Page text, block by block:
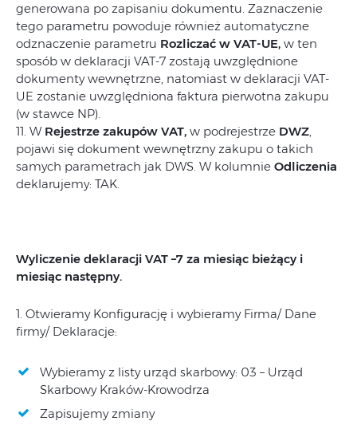
generowana po zapisaniu dokumentu. Zaznaczenie
tego parametru powoduje również automatyczne
odznaczenie parametru Rozliczać w VAT-UE, w ten
sposób w deklaracji VAT-7 zostają uwzględnione
dokumenty wewnętrzne, natomiast w deklaracji VAT-
UE zostanie uwzględniona faktura pierwotna zakupu
(w stawce NP).
11. W Rejestrze zakupów VAT, w podrejestrze DWZ,
pojawi się dokument wewnętrzny zakupu o takich
samych parametrach jak DWS. W kolumnie Odliczenia
deklarujemy: TAK.
Wyliczenie deklaracji VAT –7 za miesiąc bieżący i
miesiąc następny.
1. Otwieramy Konfigurację i wybieramy Firma/ Dane
firmy/ Deklaracje:
Wybieramy z listy urząd skarbowy: 03 – Urząd
Skarbowy Kraków-Krowodrza
Zapisujemy zmiany